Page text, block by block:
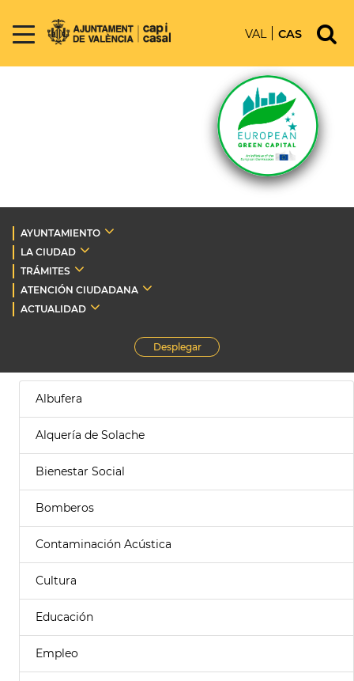
VAL CAS
AYUNTAMIENTO
LA CIUDAD
TRÁMITES
ATENCIÓN CIUDADANA
ACTUALIDAD
Desplegar
Albufera
Alquería de Solache
Bienestar Social
Bomberos
Contaminación Acústica
Cultura
Educación
Empleo